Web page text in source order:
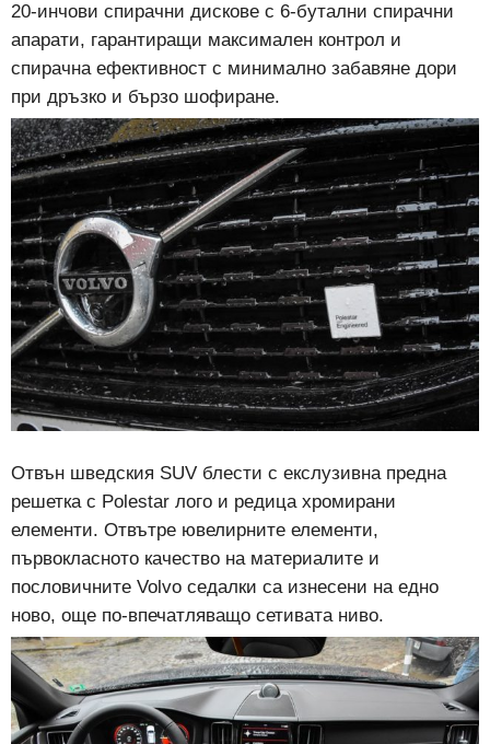
20-инчови спирачни дискове с 6-бутални спирачни
апарати, гарантиращи максимален контрол и
спирачна ефективност с минимално забавяне дори
при дръзко и бързо шофиране.
Отвън шведския SUV блести с екслузивна предна
решетка с Polestar лого и редица хромирани
елементи. Отвътре ювелирните елементи,
първокласното качество на материалите и
пословичните Volvo седалки са изнесени на едно
ново, още по-впечатляващо сетивата ниво.